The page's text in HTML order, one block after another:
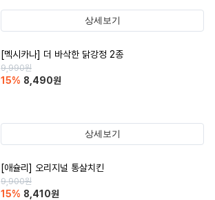
상세보기
[멕시카나] 더 바삭한 닭강정 2종
9,990원
15% 8,490원
상세보기
[애슐리] 오리지널 통살치킨
9,900원
15% 8,410원